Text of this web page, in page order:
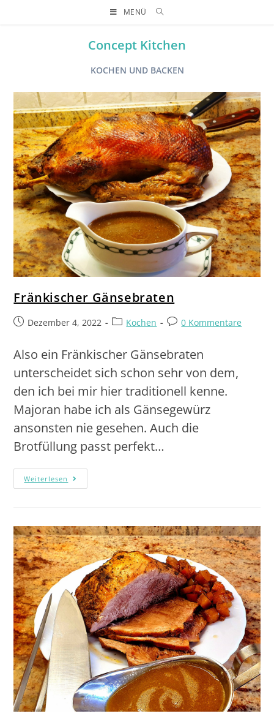
MENÜ
Concept Kitchen
KOCHEN UND BACKEN
Fränkischer Gänsebraten
Dezember 4, 2022 Kochen 0 Kommentare
Also ein Fränkischer Gänsebraten
unterscheidet sich schon sehr von dem,
den ich bei mir hier traditionell kenne.
Majoran habe ich als Gänsegewürz
ansonsten nie gesehen. Auch die
Brotfüllung passt perfekt…
Weiterlesen